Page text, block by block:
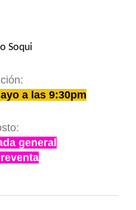
Soqui
a las 9:30pm
general